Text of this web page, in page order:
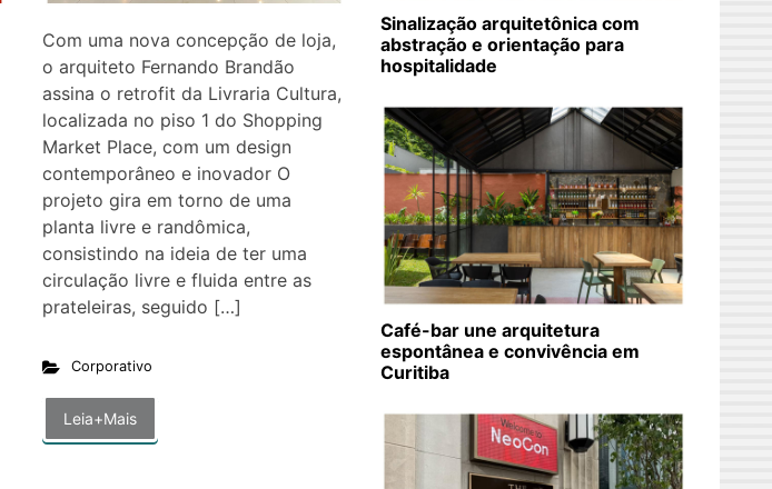
Com uma nova concepção de loja,
o arquiteto Fernando Brandão
assina o retrofit da Livraria Cultura,
localizada no piso 1 do Shopping
Market Place, com um design
contemporâneo e inovador O
projeto gira em torno de uma
planta livre e randômica,
consistindo na ideia de ter uma
circulação livre e fluida entre as
prateleiras, seguido […]
Corporativo
Leia+Mais
Sinalização arquitetônica com
abstração e orientação para
hospitalidade
Café-bar une arquitetura
espontânea e convivência em
Curitiba